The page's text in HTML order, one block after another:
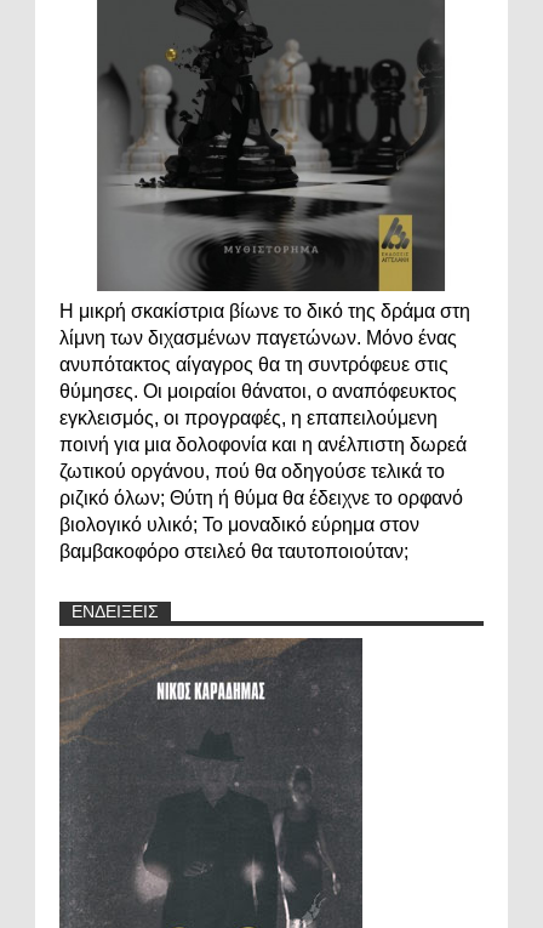
Η μικρή σκακίστρια βίωνε το δικό της δράμα στη
λίμνη των διχασμένων παγετώνων. Μόνο ένας
ανυπότακτος αίγαγρος θα τη συντρόφευε στις
θύμησες. Οι μοιραίοι θάνατοι, ο αναπόφευκτος
εγκλεισμός, οι προγραφές, η επαπειλούμενη
ποινή για μια δολοφονία και η ανέλπιστη δωρεά
ζωτικού οργάνου, πού θα οδηγούσε τελικά το
ριζικό όλων; Θύτη ή θύμα θα έδειχνε το ορφανό
βιολογικό υλικό; Το μοναδικό εύρημα στον
βαμβακοφόρο στειλεό θα ταυτοποιούταν;
ΕΝΔΕΙΞΕΙΣ